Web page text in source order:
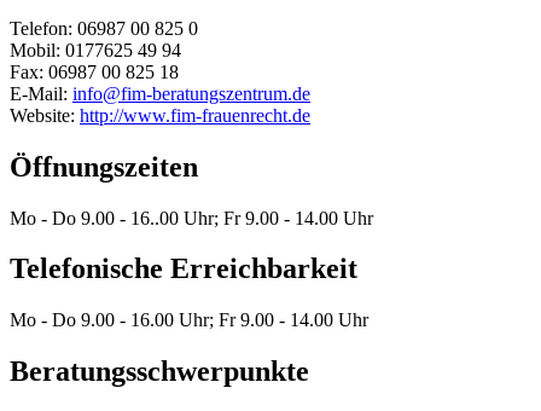
Telefon: 06987 00 825 0
Mobil: 0177625 49 94
Fax: 06987 00 825 18
E-Mail: info@fim-beratungszentrum.de
Website: http://www.fim-frauenrecht.de
Öffnungszeiten
Mo - Do 9.00 - 16..00 Uhr; Fr 9.00 - 14.00 Uhr
Telefonische Erreichbarkeit
Mo - Do 9.00 - 16.00 Uhr; Fr 9.00 - 14.00 Uhr
Beratungsschwerpunkte